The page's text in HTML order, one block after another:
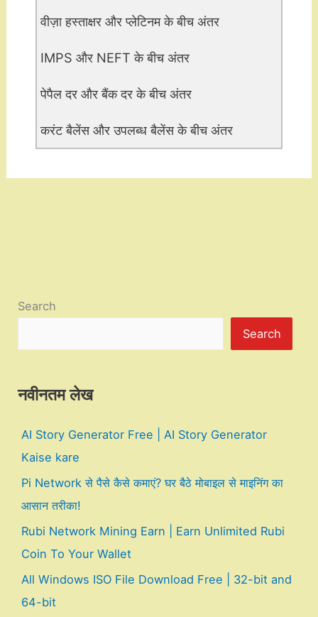
वीज़ा हस्ताक्षर और प्लेटिनम के बीच अंतर
IMPS और NEFT के बीच अंतर
पेपैल दर और बैंक दर के बीच अंतर
करंट बैलेंस और उपलब्ध बैलेंस के बीच अंतर
Search
Search
नवीनतम लेख
AI Story Generator Free | AI Story Generator
Kaise kare
Pi Network से पैसे कैसे कमाएं? घर बैठे मोबाइल से माइनिंग का
आसान तरीका!
Rubi Network Mining Earn | Earn Unlimited Rubi
Coin To Your Wallet
All Windows ISO File Download Free | 32-bit and
64-bit